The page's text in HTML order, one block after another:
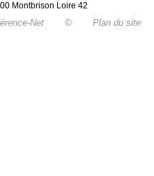
Montbrison Loire 42
Net © Plan du site